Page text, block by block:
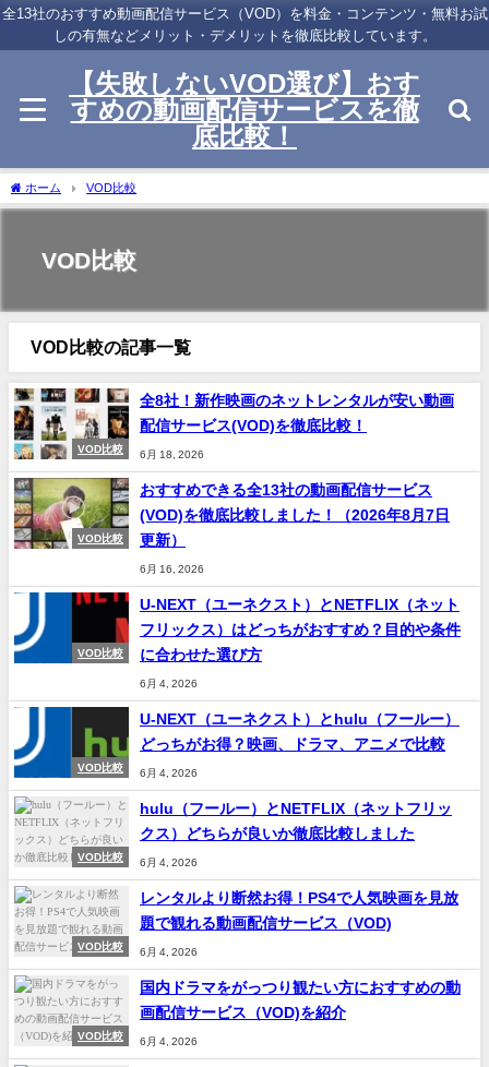
全13社のおすすめ動画配信サービス（VOD）を料金・コンテンツ・無料お試
しの有無などメリット・デメリットを徹底比較しています。
【失敗しないVOD選び】おす
すめの動画配信サービスを徹
底比較！
ホーム VOD比較
VOD比較
VOD比較の記事一覧
VOD比較
全8社！新作映画のネットレンタルが安い動画
配信サービス(VOD)を徹底比較！
6月 18, 2026
VOD比較
おすすめできる全13社の動画配信サービス
(VOD)を徹底比較しました！（2026年8月7日
更新）
6月 16, 2026
VOD比較
U-NEXT（ユーネクスト）とNETFLIX（ネット
フリックス）はどっちがおすすめ？目的や条件
に合わせた選び方
6月 4, 2026
VOD比較
U-NEXT（ユーネクスト）とhulu（フールー）
どっちがお得？映画、ドラマ、アニメで比較
6月 4, 2026
VOD比較
hulu（フールー）とNETFLIX（ネットフリッ
クス）どちらが良いか徹底比較しました
6月 4, 2026
VOD比較
レンタルより断然お得！PS4で人気映画を見放
題で観れる動画配信サービス（VOD)
6月 4, 2026
VOD比較
国内ドラマをがっつり観たい方におすすめの動
画配信サービス（VOD)を紹介
6月 4, 2026